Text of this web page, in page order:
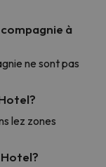
à
ne sont pas
lez zones